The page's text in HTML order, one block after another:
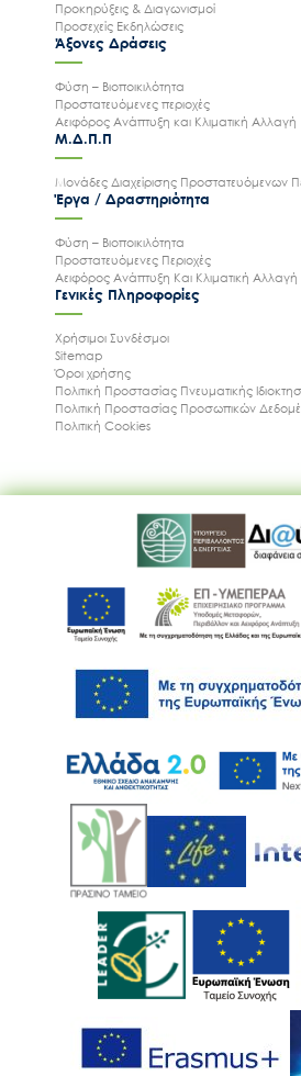
Προκηρύξεις & Διαγωνισμοί
Προσεχείς Εκδηλώσεις
Άξονες Δράσεις
Φύση – Βιοποικιλότητα
Προστατευόμενες περιοχές
Αειφόρος Ανάπτυξη και Κλιματική Αλλαγή
Μ.Δ.Π.Π
Μονάδες Διαχείρισης Προστατευόμενων
Έργα / Δραστηριότητα
Φύση – Βιοποικιλότητα
Προστατευόμενες Περιοχές
Αειφόρος Ανάπτυξη Και Κλιματική Αλλαγή
Γενικές Πληροφορίες
Χρήσιμοι Συνδέσμοι
Sitemap
Όροι χρήσης
Πολιτική Προστασίας Πνευματικής
Πολιτική Προστασίας Προσωπικών
Πολιτική Cookies